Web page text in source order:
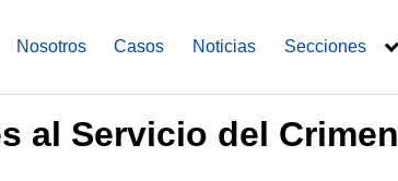
Nosotros Casos Noticias Secciones
al Servicio del Crimen